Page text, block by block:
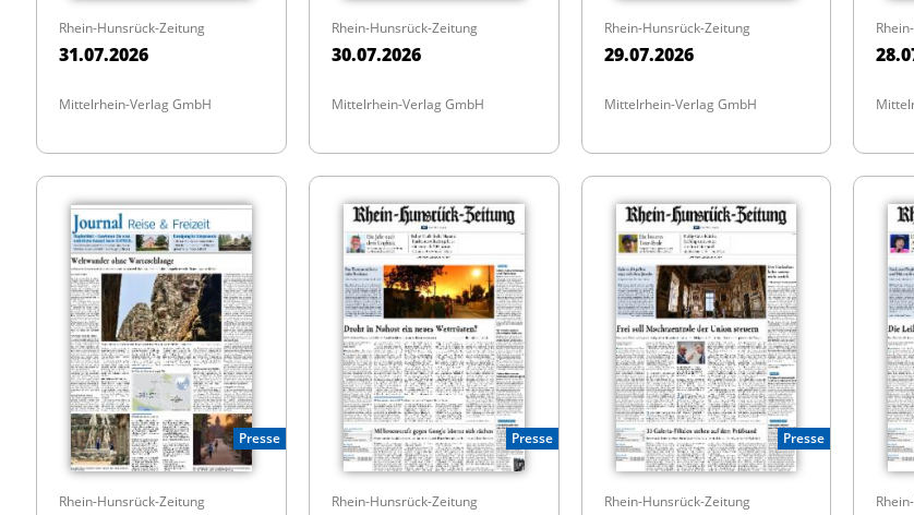
Rhein-Hunsrück-Zeitung
31.07.2026
Mittelrhein-Verlag GmbH
Rhein-Hunsrück-Zeitung
30.07.2026
Mittelrhein-Verlag GmbH
Rhein-Hunsrück-Zeitung
29.07.2026
Mittelrhein-Verlag GmbH
Presse
Rhein-Hunsrück-Zeitung
Presse
Rhein-Hunsrück-Zeitung
Presse
Rhein-Hunsrück-Zeitung